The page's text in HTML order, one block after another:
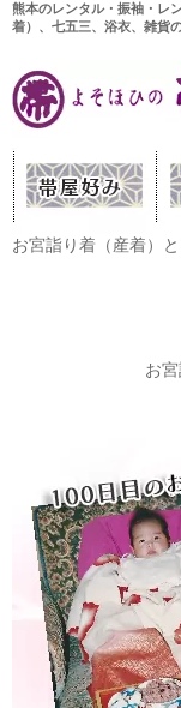
熊本のレンタル・振袖・レ
着）、七五三、浴衣、雑貨
お宮詣り着（産着）
お